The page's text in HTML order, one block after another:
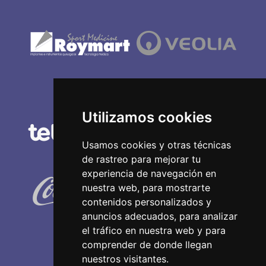
Utilizamos cookies
Usamos cookies y otras técnicas
de rastreo para mejorar tu
experiencia de navegación en
nuestra web, para mostrarte
contenidos personalizados y
anuncios adecuados, para analizar
el tráfico en nuestra web y para
comprender de donde llegan
nuestros visitantes.